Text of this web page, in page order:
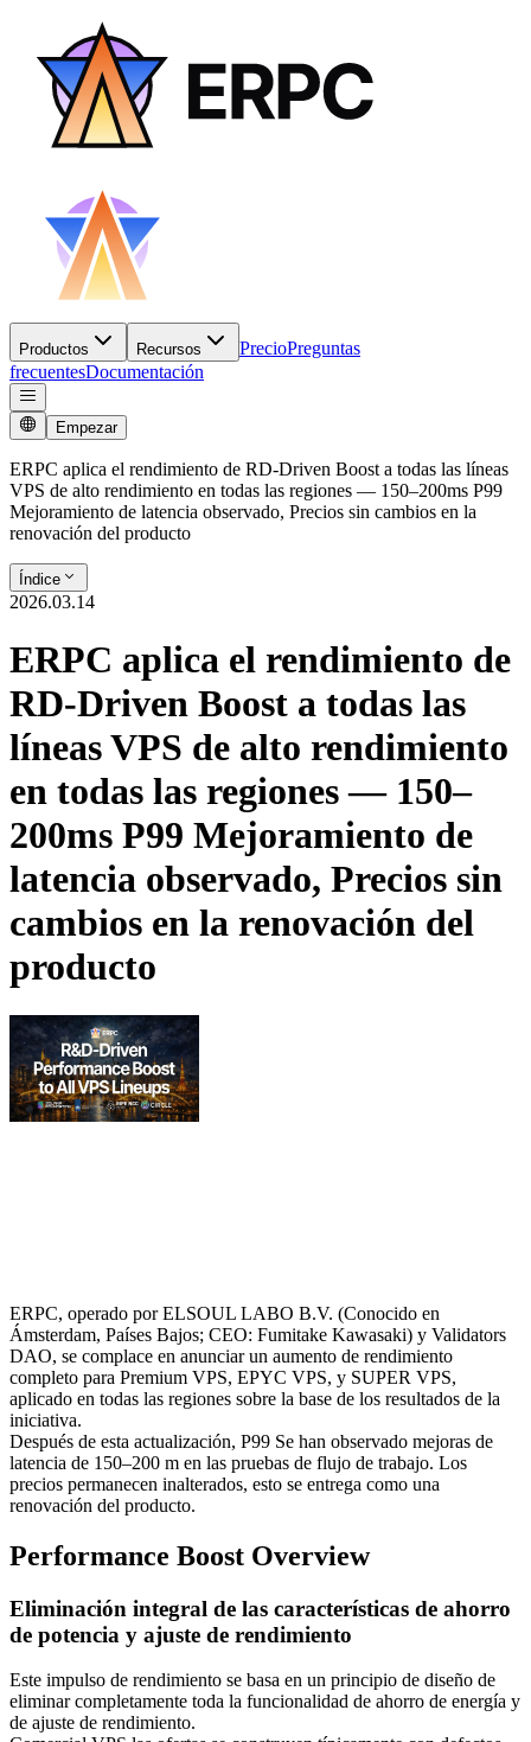
Productos Recursos PrecioPreguntas
frecuentesDocumentación
Empezar
ERPC aplica el rendimiento de RD-Driven Boost a todas las líneas
VPS de alto rendimiento en todas las regiones — 150–200ms P99
Mejoramiento de latencia observado, Precios sin cambios en la
renovación del producto
Índice
2026.03.14
ERPC aplica el rendimiento de
RD-Driven Boost a todas las
líneas VPS de alto rendimiento
en todas las regiones — 150–
200ms P99 Mejoramiento de
latencia observado, Precios sin
cambios en la renovación del
producto
ERPC, operado por ELSOUL LABO B.V. (Conocido en
Ámsterdam, Países Bajos; CEO: Fumitake Kawasaki) y Validators
DAO, se complace en anunciar un aumento de rendimiento
completo para Premium VPS, EPYC VPS, y SUPER VPS,
aplicado en todas las regiones sobre la base de los resultados de la
iniciativa.
Después de esta actualización, P99 Se han observado mejoras de
latencia de 150–200 m en las pruebas de flujo de trabajo. Los
precios permanecen inalterados, esto se entrega como una
renovación del producto.
Performance Boost Overview
Eliminación integral de las características de ahorro
de potencia y ajuste de rendimiento
Este impulso de rendimiento se basa en un principio de diseño de
eliminar completamente toda la funcionalidad de ahorro de energía y
de ajuste de rendimiento.